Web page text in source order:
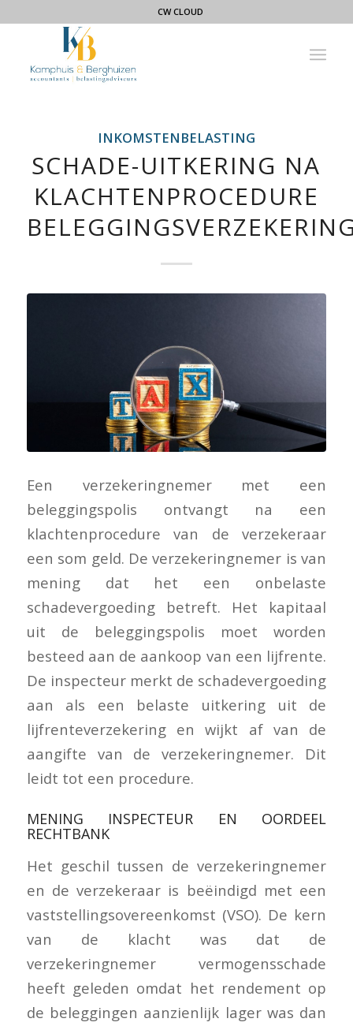
CW CLOUD
INKOMSTENBELASTING
SCHADE-UITKERING NA
KLACHTENPROCEDURE
Een verzekeringnemer met een
beleggingspolis ontvangt na een
klachtenprocedure van de verzekeraar
een som geld. De verzekeringnemer is van
mening dat het een onbelaste
schadevergoeding betreft. Het kapitaal
uit de beleggingspolis moet worden
besteed aan de aankoop van een lijfrente.
De inspecteur merkt de schadevergoeding
aan als een belaste uitkering uit de
lijfrenteverzekering en wijkt af van de
aangifte van de verzekeringnemer. Dit
leidt tot een procedure.
MENING INSPECTEUR EN OORDEEL
RECHTBANK
Het geschil tussen de verzekeringnemer
en de verzekeraar is beëindigd met een
vaststellingsovereenkomst (VSO). De kern
van de klacht was dat de
verzekeringnemer vermogensschade
heeft geleden omdat het rendement op
de beleggingen aanzienlijk lager was dan